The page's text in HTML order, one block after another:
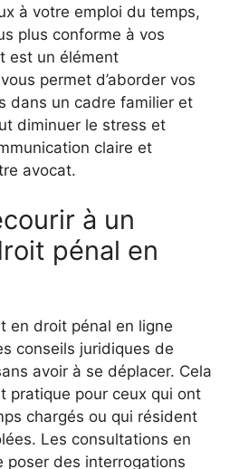
à votre emploi du temps,
plus conforme à vos
est un élément
permet d’aborder vos
dans un cadre familier et
diminuer le stress et
claire et
avocat.
à un
pénal en
en droit pénal en ligne
conseils juridiques de
avoir à se déplacer. Cela
pratique pour ceux qui ont
chargés ou qui résident
Les consultations en
poser des interrogations